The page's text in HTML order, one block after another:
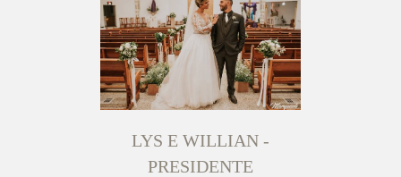
LYS E WILLIAN -
PRESIDENTE